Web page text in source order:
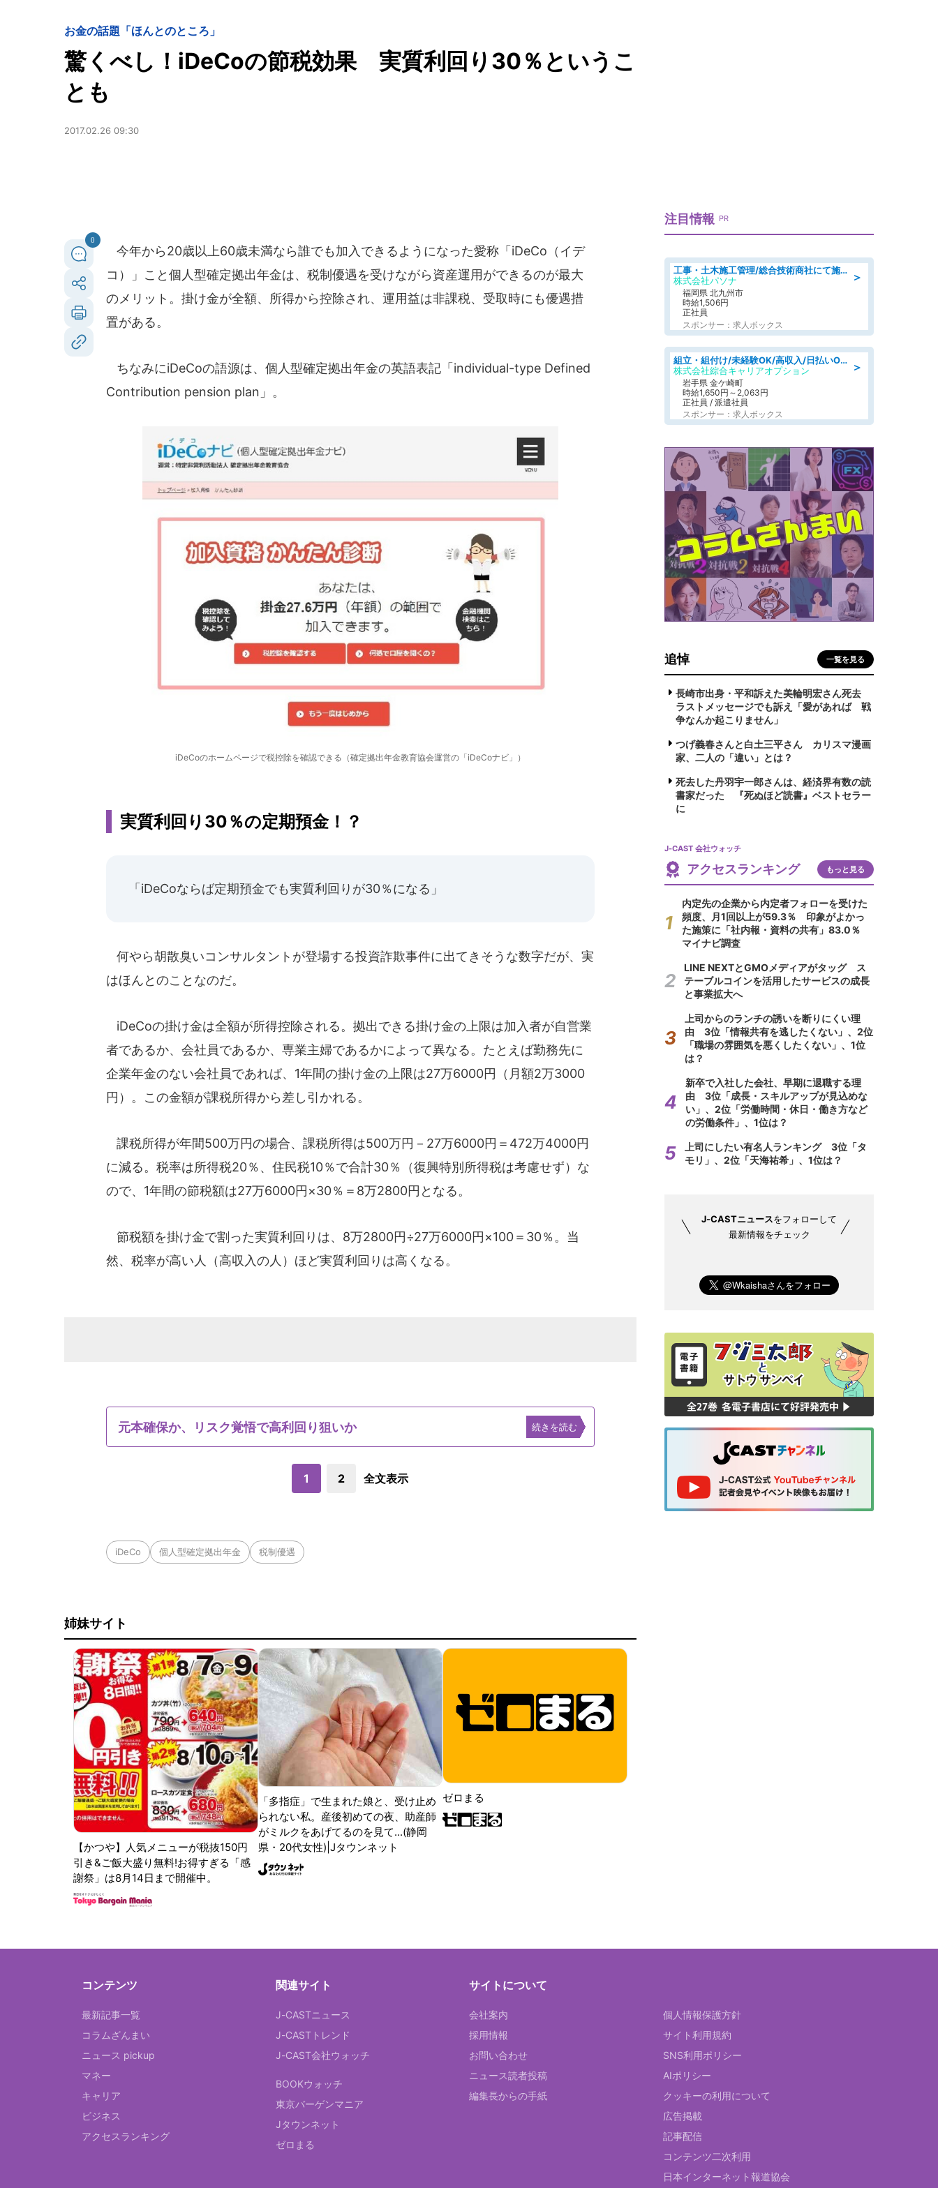
お金の話題「ほんとのところ」
驚くべし！iDeCoの節税効果 実質利回り30％というこ
とも
2017.02.26 09:30
0
今年から20歳以上60歳未満なら誰でも加入できるようになった愛称「iDeCo（イデ
コ）」こと個人型確定拠出年金は、税制優遇を受けながら資産運用ができるのが最大
のメリット。掛け金が全額、所得から控除され、運用益は非課税、受取時にも優遇措
置がある。
ちなみにiDeCoの語源は、個人型確定拠出年金の英語表記「individual-type Defined
Contribution pension plan」。
iDeCoのホームページで税控除を確認できる（確定拠出年金教育協会運営の「iDeCoナビ」）
実質利回り30％の定期預金！？
「iDeCoならば定期預金でも実質利回りが30％になる」
何やら胡散臭いコンサルタントが登場する投資詐欺事件に出てきそうな数字だが、実
はほんとのことなのだ。
iDeCoの掛け金は全額が所得控除される。拠出できる掛け金の上限は加入者が自営業
者であるか、会社員であるか、専業主婦であるかによって異なる。たとえば勤務先に
企業年金のない会社員であれば、1年間の掛け金の上限は27万6000円（月額2万3000
円）。この金額が課税所得から差し引かれる。
課税所得が年間500万円の場合、課税所得は500万円－27万6000円＝472万4000円
に減る。税率は所得税20％、住民税10％で合計30％（復興特別所得税は考慮せず）な
ので、1年間の節税額は27万6000円×30％＝8万2800円となる。
節税額を掛け金で割った実質利回りは、8万2800円÷27万6000円×100＝30％。当
然、税率が高い人（高収入の人）ほど実質利回りは高くなる。
元本確保か、リスク覚悟で高利回り狙いか 続きを読む
1 2 全文表示
iDeCo 個人型確定拠出年金 税制優遇
姉妹サイト
【かつや】人気メニューが税抜150円
引き&ご飯大盛り無料!お得すぎる「感
謝祭」は8月14日まで開催中。
「多指症」で生まれた娘と、受け止め
られない私。産後初めての夜、助産師
がミルクをあげてるのを見て...(静岡
県・20代女性)|Jタウンネット
ゼロまる
注目情報 PR
＞
工事・土木施工管理/総合技術商社にて施工管理のお仕事/即日勤務可/車通勤可/工事・土木施工管理/生産・品質管理
株式会社パソナ
福岡県 北九州市
時給1,506円
正社員
スポンサー：求人ボックス
＞
組立・組付け/未経験OK/高収入/日払いOK/交替制/20・30・40代活躍中
株式会社綜合キャリアオプション
岩手県 金ケ崎町
時給1,650円～2,063円
正社員 / 派遣社員
スポンサー：求人ボックス
追悼 一覧を見る
長崎市出身・平和訴えた美輪明宏さん死去
ラストメッセージでも訴え「愛があれば 戦
争なんか起こりません」
つげ義春さんと白土三平さん カリスマ漫画
家、二人の「違い」とは？
死去した丹羽宇一郎さんは、経済界有数の読
書家だった 『死ぬほど読書』ベストセラー
に
J-CAST 会社ウォッチ
アクセスランキング もっと見る
内定先の企業から内定者フォローを受けた
頻度、月1回以上が59.3％ 印象がよかっ
た施策に「社内報・資料の共有」83.0％
マイナビ調査
LINE NEXTとGMOメディアがタッグ ス
テーブルコインを活用したサービスの成長
と事業拡大へ
上司からのランチの誘いを断りにくい理
由 3位「情報共有を逃したくない」、2位
「職場の雰囲気を悪くしたくない」、1位
は？
新卒で入社した会社、早期に退職する理
由 3位「成長・スキルアップが見込めな
い」、2位「労働時間・休日・働き方など
の労働条件」、1位は？
上司にしたい有名人ランキング 3位「タ
モリ」、2位「天海祐希」、1位は？
J-CASTニュースをフォローして
最新情報をチェック
コンテンツ
最新記事一覧
コラムざんまい
ニュース pickup
マネー
キャリア
ビジネス
アクセスランキング
関連サイト
J-CASTニュース
J-CASTトレンド
J-CAST会社ウォッチ
BOOKウォッチ
東京バーゲンマニア
Jタウンネット
ゼロまる
サイトについて
会社案内
採用情報
お問い合わせ
ニュース読者投稿
編集長からの手紙
個人情報保護方針
サイト利用規約
SNS利用ポリシー
AIポリシー
クッキーの利用について
広告掲載
記事配信
コンテンツ二次利用
日本インターネット報道協会